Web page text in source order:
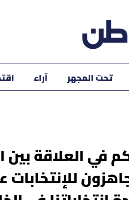
تحت المجهر آراء
في العلاقة بين